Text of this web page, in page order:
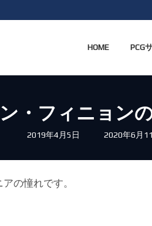
HOME PCG
・フィニョン
2019年4月5日
最
新
2020年6月
の憧れです。